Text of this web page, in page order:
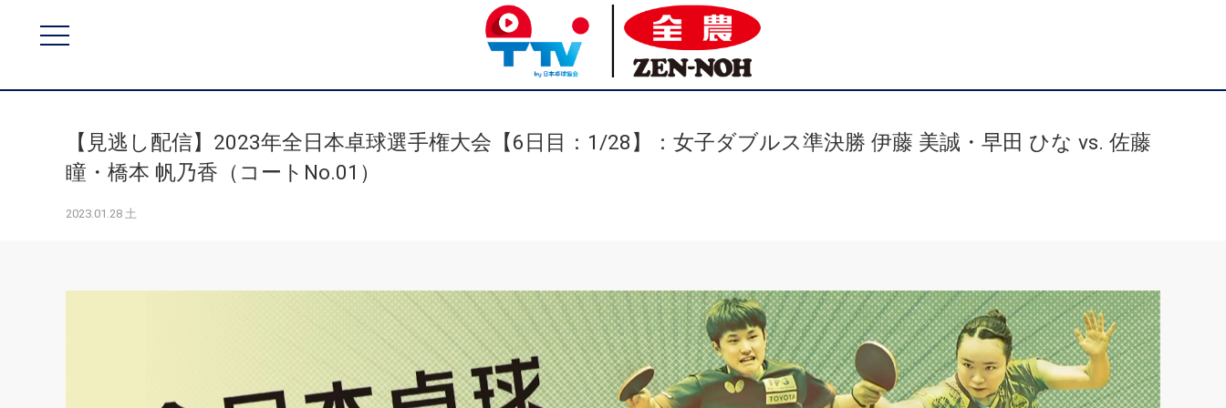
【見逃し配信】2023年全日本卓球選手権大会【6日目：1/28】：女子ダブルス準決勝 伊藤 美誠・早田 ひな vs. 佐藤
瞳・橋本 帆乃香（コートNo.01）
2023.01.28 土